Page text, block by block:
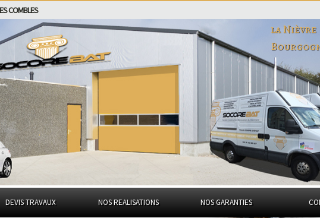
COMBLES
la Nièvre
DEVIS TRAVAUX NOS REALISATIONS NOS GARANTIES